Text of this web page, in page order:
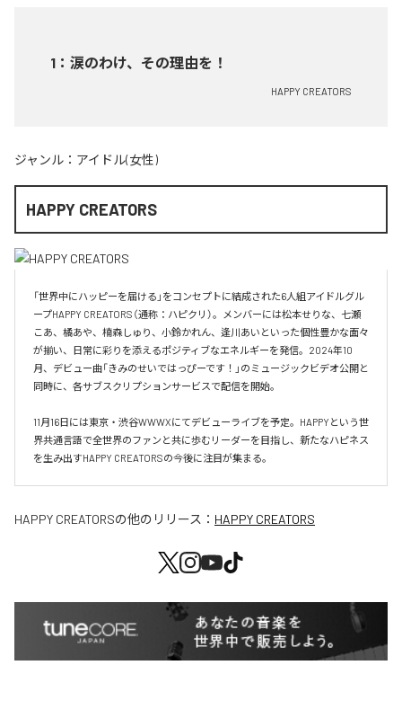
1 ： 涙のわけ、その理由を！
HAPPY CREATORS
ジャンル： アイドル(女性)
HAPPY CREATORS
「世界中にハッピーを届ける」をコンセプトに結成された6人組アイドルグル
ープHAPPY CREATORS（通称：ハピクリ）。メンバーには松本せりな、七瀬
こあ、橘あや、楠森しゅり、小鈴かれん、逢川あいといった個性豊かな面々
が揃い、日常に彩りを添えるポジティブなエネルギーを発信。2024年10
月、デビュー曲「きみのせいではっぴーです！」のミュージックビデオ公開と
同時に、各サブスクリプションサービスで配信を開始。
11月16日には東京・渋谷WWWXにてデビューライブを予定。HAPPYという世
界共通言語で全世界のファンと共に歩むリーダーを目指し、新たなハピネス
を生み出すHAPPY CREATORSの今後に注目が集まる。
HAPPY CREATORSの他のリリース： HAPPY CREATORS